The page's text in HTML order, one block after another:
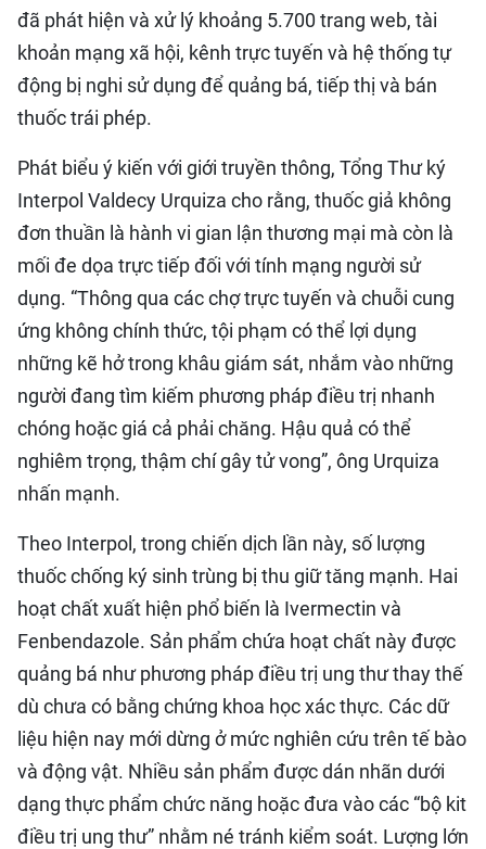
đã phát hiện và xử lý khoảng 5.700 trang web, tài
khoản mạng xã hội, kênh trực tuyến và hệ thống tự
động bị nghi sử dụng để quảng bá, tiếp thị và bán
thuốc trái phép.
Phát biểu ý kiến với giới truyền thông, Tổng Thư ký
Interpol Valdecy Urquiza cho rằng, thuốc giả không
đơn thuần là hành vi gian lận thương mại mà còn là
mối đe dọa trực tiếp đối với tính mạng người sử
dụng. “Thông qua các chợ trực tuyến và chuỗi cung
ứng không chính thức, tội phạm có thể lợi dụng
những kẽ hở trong khâu giám sát, nhắm vào những
người đang tìm kiếm phương pháp điều trị nhanh
chóng hoặc giá cả phải chăng. Hậu quả có thể
nghiêm trọng, thậm chí gây tử vong”, ông Urquiza
nhấn mạnh.
Theo Interpol, trong chiến dịch lần này, số lượng
thuốc chống ký sinh trùng bị thu giữ tăng mạnh. Hai
hoạt chất xuất hiện phổ biến là Ivermectin và
Fenbendazole. Sản phẩm chứa hoạt chất này được
quảng bá như phương pháp điều trị ung thư thay thế
dù chưa có bằng chứng khoa học xác thực. Các dữ
liệu hiện nay mới dừng ở mức nghiên cứu trên tế bào
và động vật. Nhiều sản phẩm được dán nhãn dưới
dạng thực phẩm chức năng hoặc đưa vào các “bộ kit
điều trị ung thư” nhằm né tránh kiểm soát. Lượng lớn